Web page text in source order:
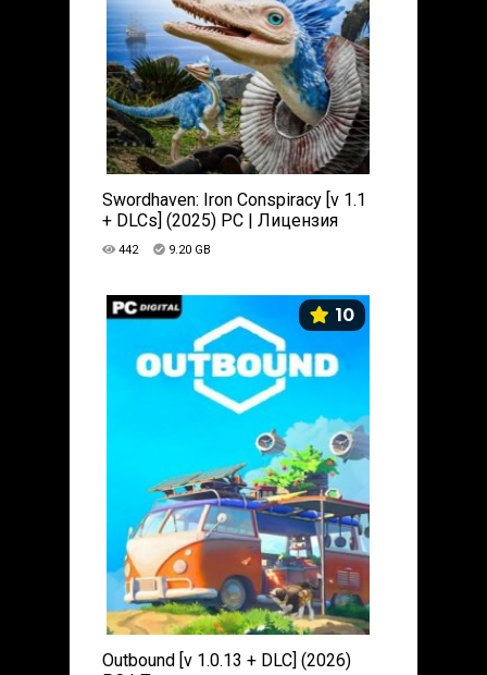
Swordhaven: Iron Conspiracy [v 1.1
+ DLCs] (2025) PC | Лицензия
442 9.20 GB
10
Outbound [v 1.0.13 + DLC] (2026)